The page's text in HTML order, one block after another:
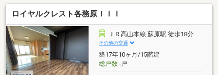
れいなのですぐ住めます◎こちらの物件につきまし
て、ご来店いただきますと住宅ローン以外の収支を加
味した生涯バージョンの無料プランニングもできます
♪お気軽にご相談ください(^^)/TEL：0120-315-300◇メ
ールでのお問い合わせの際は、担当者より折り返しお
電話またはメールにてご連絡させていただきます☆
ロイヤルクレスト各務原ＩＩＩ
ＪＲ高山本線 蘇原駅 徒歩18分
その他の交通
築17年10ヶ月/15階建
総戸数-戸